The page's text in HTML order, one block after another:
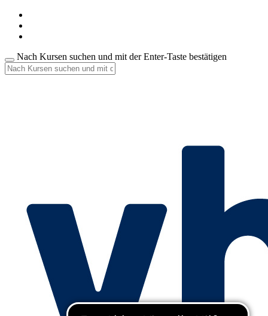
Nach Kursen suchen und mit der Enter-Taste bestätigen